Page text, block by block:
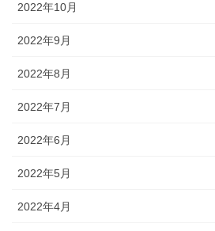
2022年10月
2022年9月
2022年8月
2022年7月
2022年6月
2022年5月
2022年4月